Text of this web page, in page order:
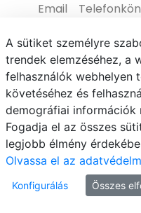
Email
Médiaközpont
©
A sütiket személyre
trendek elemzéséhez, a
felhasználók webhelyen
követéséhez és
demográfiai információk
Fogadja el az összes
legjobb élmény
Olvassa el az
Konfigurálás Összes